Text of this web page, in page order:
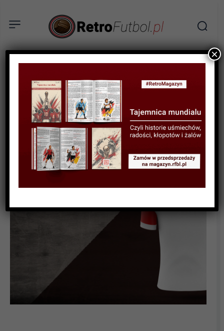
BIOGRAFIE PIŁKARZY
Paul Scholes – książę
środka pola
×